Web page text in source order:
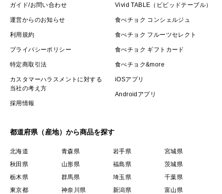
ガイド/お問い合わせ
運営からのお知らせ
利用規約
プライバシーポリシー
特定商取引法
カスタマーハラスメントに対する
当社の考え方
採用情報
Vivid TABLE（ビビッドテーブル）
食べチョク コンシェルジュ
食べチョク フルーツセレクト
食べチョク ギフトカード
食べチョク&more
iOSアプリ
Androidアプリ
都道府県（産地）から商品を探す
北海道 青森県 岩手県
宮城県
秋田県
山形県 福島県
茨城県
栃木県
群馬県 埼玉県
千葉県
東京都
神奈川県 新潟県
富山県